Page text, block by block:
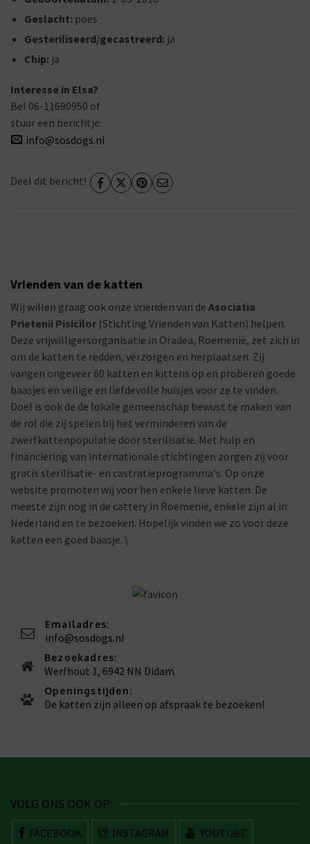
Geslacht: poes
Gesteriliseerd/gecastreerd: ja
Chip: ja
Interesse in Elsa?
Bel 06-11690950 of
stuur een berichtje:
info@sosdogs.nl
Deel dit bericht!
Vrienden van de katten
Wij willen graag ook onze vrienden van de Asociatia
Prietenii Pisicilor (Stichting Vrienden van Katten) helpen.
Deze vrijwilligersorganisatie in Oradea, Roemenië, zet zich in
om de katten te redden, verzorgen en herplaatsen. Zij
vangen ongeveer 60 katten en kittens op en proberen goede
baasjes en veilige en liefdevolle huisjes voor ze te vinden.
Doel is ook de de lokale gemeenschap bewust te maken van
de rol die zij spelen bij het verminderen van de
zwerfkattenpopulatie door sterilisatie. Met hulp en
financiering van internationale stichtingen zorgen zij voor
gratis sterilisatie- en castratieprogramma's. Op onze
website promoten wij voor hen enkele lieve katten. De
meeste zijn nog in de cattery in Roemenië, enkele zijn al in
Nederland en te bezoeken. Hopelijk vinden we zo voor deze
katten een goed baasje. \
Emailadres:
info@sosdogs.nl
Bezoekadres:
Werfhout 1, 6942 NN Didam
Openingstijden:
De katten zijn alleen op afspraak te bezoeken!
VOLG ONS OOK OP:
FACEBOOK INSTAGRAM YOUTUBE